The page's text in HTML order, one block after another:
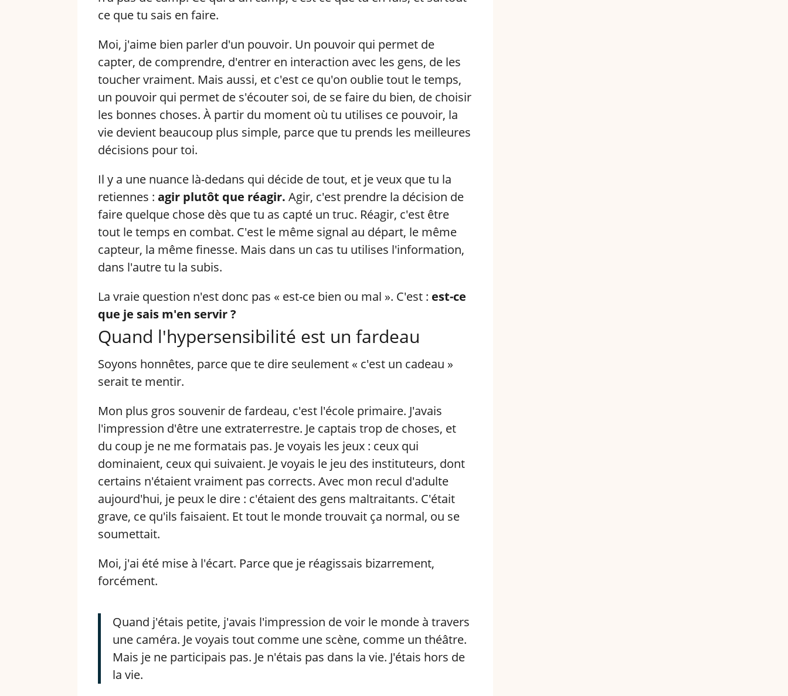
ce que tu sais en faire.
Moi, j'aime bien parler d'un pouvoir. Un pouvoir qui permet de
capter, de comprendre, d'entrer en interaction avec les gens, de les
toucher vraiment. Mais aussi, et c'est ce qu'on oublie tout le temps,
un pouvoir qui permet de s'écouter soi, de se faire du bien, de choisir
les bonnes choses. À partir du moment où tu utilises ce pouvoir, la
vie devient beaucoup plus simple, parce que tu prends les meilleures
décisions pour toi.
Il y a une nuance là-dedans qui décide de tout, et je veux que tu la
retiennes : agir plutôt que réagir. Agir, c'est prendre la décision de
faire quelque chose dès que tu as capté un truc. Réagir, c'est être
tout le temps en combat. C'est le même signal au départ, le même
capteur, la même finesse. Mais dans un cas tu utilises l'information,
dans l'autre tu la subis.
La vraie question n'est donc pas « est-ce bien ou mal ». C'est : est-ce
que je sais m'en servir ?
Quand l'hypersensibilité est un fardeau
Soyons honnêtes, parce que te dire seulement « c'est un cadeau »
serait te mentir.
Mon plus gros souvenir de fardeau, c'est l'école primaire. J'avais
l'impression d'être une extraterrestre. Je captais trop de choses, et
du coup je ne me formatais pas. Je voyais les jeux : ceux qui
dominaient, ceux qui suivaient. Je voyais le jeu des instituteurs, dont
certains n'étaient vraiment pas corrects. Avec mon recul d'adulte
aujourd'hui, je peux le dire : c'étaient des gens maltraitants. C'était
grave, ce qu'ils faisaient. Et tout le monde trouvait ça normal, ou se
soumettait.
Moi, j'ai été mise à l'écart. Parce que je réagissais bizarrement,
forcément.
Quand j'étais petite, j'avais l'impression de voir le monde à travers
une caméra. Je voyais tout comme une scène, comme un théâtre.
Mais je ne participais pas. Je n'étais pas dans la vie. J'étais hors de
la vie.